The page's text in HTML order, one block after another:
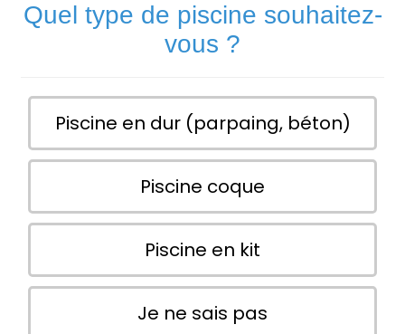
Quel type de piscine souhaitez-
vous ?
Piscine en dur (parpaing, béton)
Piscine coque
Piscine en kit
Je ne sais pas